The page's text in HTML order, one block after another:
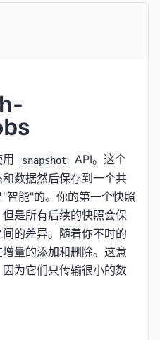
snapshot
API。这个
数据然后保存到一个共
智能"的。你的第一个快照
是所有后续的快照会保
的差异。随着你不时的
量的添加和删除。这意
为它们只传输很小的数